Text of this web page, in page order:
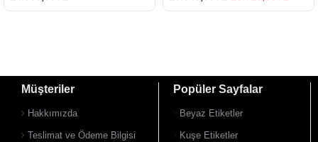
Müşteriler
Hakkımızda
Teslimat ve Ödeme Bilgisi
Popüler Sayfalar
Beyaz Etiketler
Kuşe Etiketler